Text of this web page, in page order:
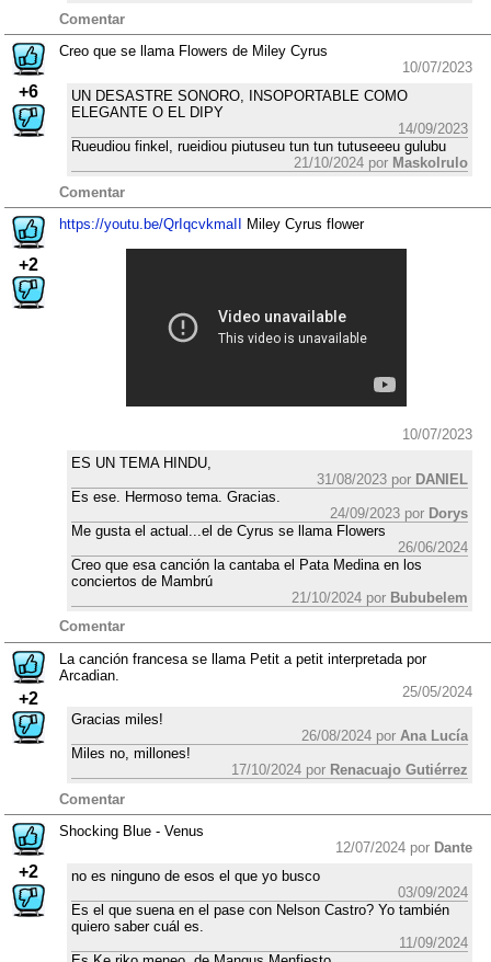
Comentar
+6
Creo que se llama Flowers de Miley Cyrus
10/07/2023
UN DESASTRE SONORO, INSOPORTABLE COMO
ELEGANTE O EL DIPY
14/09/2023
Rueudiou finkel, rueidiou piutuseu tun tun tutuseeeu gulubu
21/10/2024 por Maskolrulo
Comentar
+2
https://youtu.be/QrIqcvkmaII Miley Cyrus flower
10/07/2023
ES UN TEMA HINDU,
31/08/2023 por DANIEL
Es ese. Hermoso tema. Gracias.
24/09/2023 por Dorys
Me gusta el actual...el de Cyrus se llama Flowers
26/06/2024
Creo que esa canción la cantaba el Pata Medina en los
conciertos de Mambrú
21/10/2024 por Bububelem
Comentar
+2
La canción francesa se llama Petit a petit interpretada por
Arcadian.
25/05/2024
Gracias miles!
26/08/2024 por Ana Lucía
Miles no, millones!
17/10/2024 por Renacuajo Gutiérrez
Comentar
+2
Shocking Blue - Venus
12/07/2024 por Dante
no es ninguno de esos el que yo busco
03/09/2024
Es el que suena en el pase con Nelson Castro? Yo también
quiero saber cuál es.
11/09/2024